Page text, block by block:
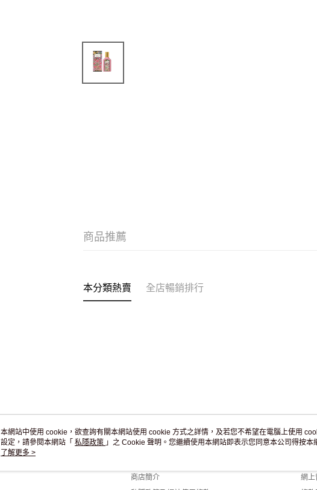
商品推薦
本分類熱賣 全店暢銷排行
關於我們
商店簡介
客
網上
本網站中使用 cookie，欲查詢有關本網站使用 cookie 方式之詳情，及若您不希望在電腦上使用
設定，請參閱本網站「 私隱政策 」之 Cookie 聲明。您繼續使用本網站即表示您同意本公司得按
用 cookie。
了解更多 >